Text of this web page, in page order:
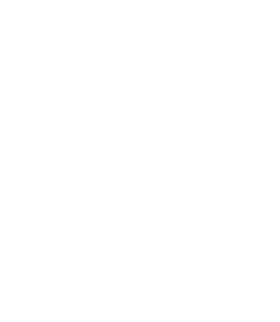
servant à la fertilisation du sol
recevoir nos bons plans, ainsi
agricoles.